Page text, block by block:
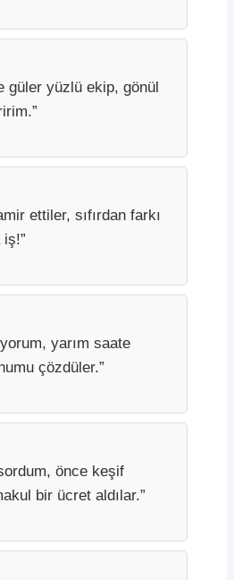
güler yüzlü ekip, gönül
ettiler, sıfırdan farkı
yarım saate
çözdüler.”
önce keşif
bir ücret aldılar.”